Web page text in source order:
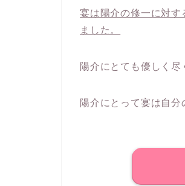
宴は陽介の修一に対す
ました。
陽介にとても優しく尽
陽介にとって宴は自分